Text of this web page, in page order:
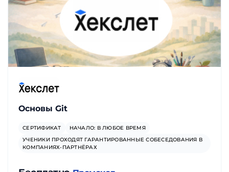
Основы Git
СЕРТИФИКАТ
НАЧАЛО: В ЛЮБОЕ ВРЕМЯ
УЧЕНИКИ ПРОХОДЯТ ГАРАНТИРОВАННЫЕ СОБЕСЕДОВАНИЯ В
КОМПАНИЯХ-ПАРТНЁРАХ